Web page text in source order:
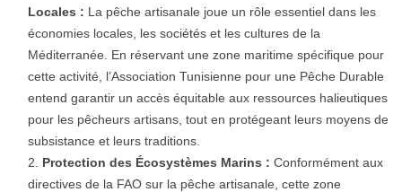
Locales : La pêche artisanale joue un rôle essentiel dans les
économies locales, les sociétés et les cultures de la
Méditerranée. En réservant une zone maritime spécifique pour
cette activité, l’Association Tunisienne pour une Pêche Durable
entend garantir un accès équitable aux ressources halieutiques
pour les pêcheurs artisans, tout en protégeant leurs moyens de
subsistance et leurs traditions.
Protection des Écosystèmes Marins : Conformément aux
directives de la FAO sur la pêche artisanale, cette zone